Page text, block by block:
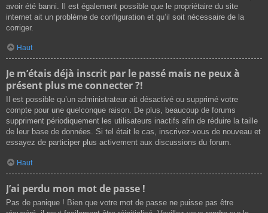
avoir été banni. Il est également possible que le propriétaire du site
internet ait un problème de configuration et qu’il soit nécessaire de la
corriger.
Haut
Je m’étais déjà inscrit par le passé mais ne peux à
présent plus me connecter ?!
Il est possible qu’un administrateur ait désactivé ou supprimé votre
compte pour une quelconque raison. De plus, beaucoup de forums
suppriment périodiquement les utilisateurs inactifs afin de réduire la taille
de leur base de données. Si tel était le cas, inscrivez-vous de nouveau et
essayez de participer plus activement aux discussions du forum.
Haut
J’ai perdu mon mot de passe !
Pas de panique ! Bien que votre mot de passe ne puisse pas être